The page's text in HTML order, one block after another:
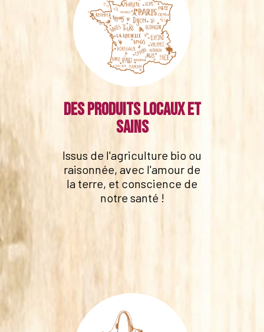
Des produits locaux et
sains
Issus de l'agriculture bio ou
raisonnée, avec l'amour de
la terre, et conscience de
notre santé !